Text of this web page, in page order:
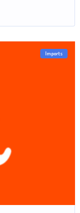
Imports